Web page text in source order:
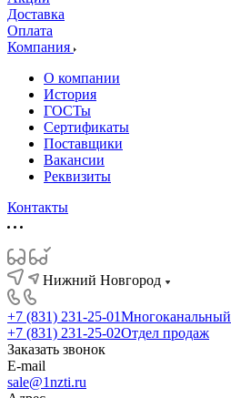
Доставка
Оплата
Компания
О компании
История
ГОСТы
Сертификаты
Поставщики
Вакансии
Реквизиты
Контакты
Нижний Новгород
+7 (831) 231-25-01Многоканальный
+7 (831) 231-25-02Отдел продаж
Заказать звонок
E-mail
sale@1nzti.ru